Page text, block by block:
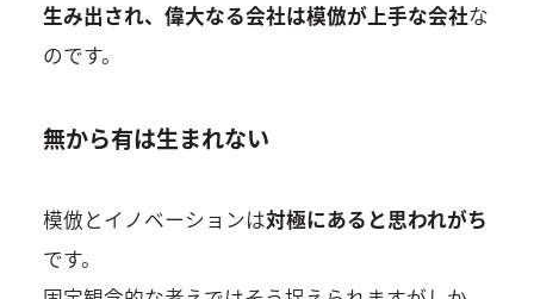
生み出され、偉大なる会社は模倣が上手な会社な
のです。
無から有は生まれない
模倣とイノベーションは対極にあると思われがち
です。